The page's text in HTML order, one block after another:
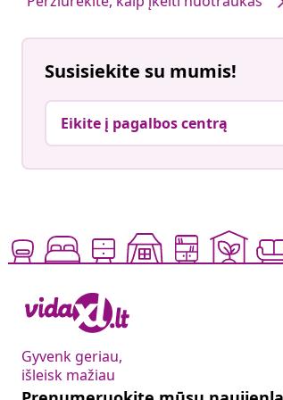
Susisiekite su mumis!
Eikite į pagalbos centrą
Gyvenk geriau,
išleisk mažiau